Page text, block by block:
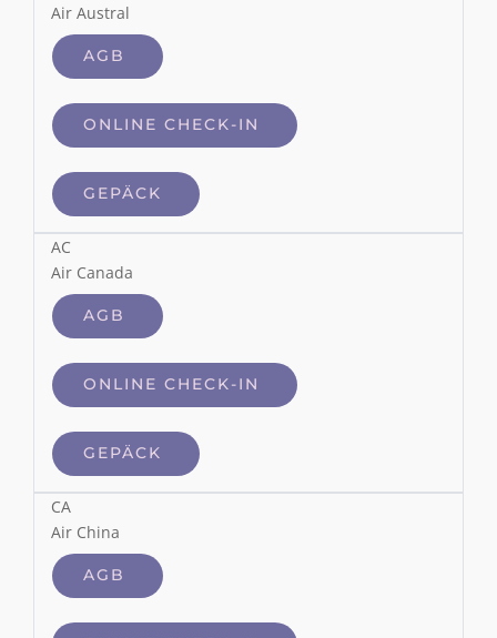
Air Austral
AGB
ONLINE CHECK-IN
GEPÄCK
AC
Air Canada
AGB
ONLINE CHECK-IN
GEPÄCK
CA
Air China
AGB